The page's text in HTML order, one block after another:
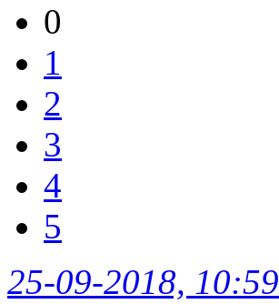
0
1
2
3
4
5
25-09-2018, 10:59